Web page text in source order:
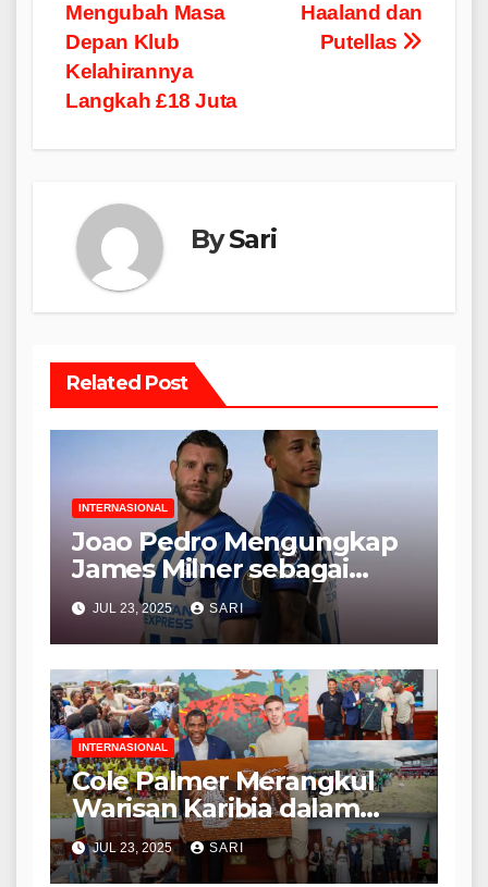
Haaland dan
Putellas
Mengubah Masa
Depan Klub
Kelahirannya
Langkah £18 Juta
BySari
Related Post
INTERNASIONAL
Joao Pedro Mengungkap
James Milner sebagai
Pemain Terbaik yang
Pernah Dia Mainkan
Bersama
JUL 23, 2025 SARI
INTERNASIONAL
Cole Palmer Merangkul
Warisan Karibia dalam
Perjalanan yang
Menginspirasi ke St Kitts
JUL 23, 2025 SARI